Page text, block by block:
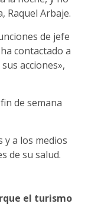
Raquel Arbaje.
de jefe
contactado a
acciones»,
de semana
y a los medios
de su salud.
el turismo